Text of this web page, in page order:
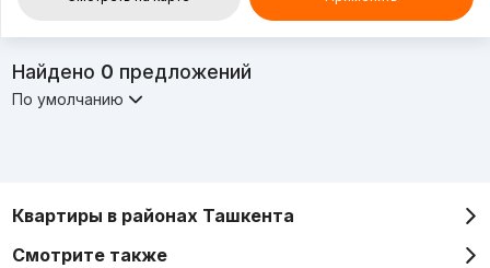
Найдено 0 предложений
По умолчанию
Квартиры в районах Ташкента
Смотрите также